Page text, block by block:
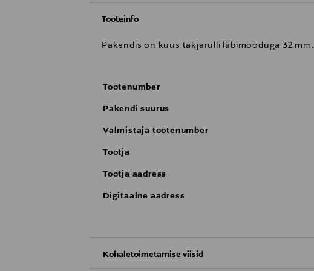
Tooteinfo
Pakendis on kuus takjarulli läbimõõduga 32 mm.
Tootenumber
Pakendi suurus
Valmistaja tootenumber
Tootja
Tootja aadress
Digitaalne aadress
Kohaletoimetamise viisid